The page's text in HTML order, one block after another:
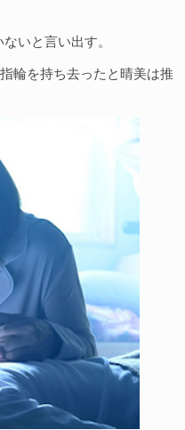
いと言い出す。
輪を持ち去ったと晴美は推